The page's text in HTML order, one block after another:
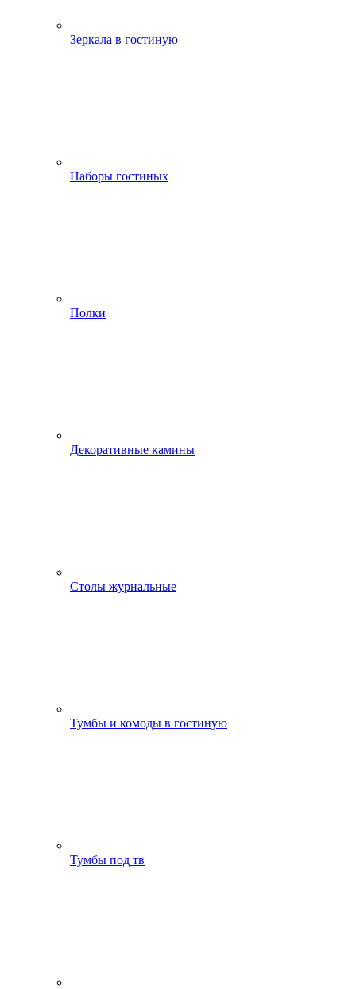
Зеркала в гостиную
Наборы гостиных
Полки
Декоративные камины
Столы журнальные
Тумбы и комоды в гостиную
Тумбы под тв